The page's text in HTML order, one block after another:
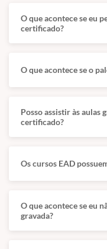
desde 2016.
Responsável pela
Dermatologia e
Mariana Vasques
Dermatologia e
Otologia Veterinária.
Formação prática
pequenos animais.
O que acontece se eu
certificado?
O que acontece se o
Posso assistir às aulas
certificado?
Os cursos EAD
O que acontece se eu
gravada?